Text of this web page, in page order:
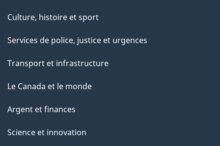
Culture, histoire et sport
Services de police, justice et urgences
Transport et infrastructure
Le Canada et le monde
Argent et finances
Science et innovation